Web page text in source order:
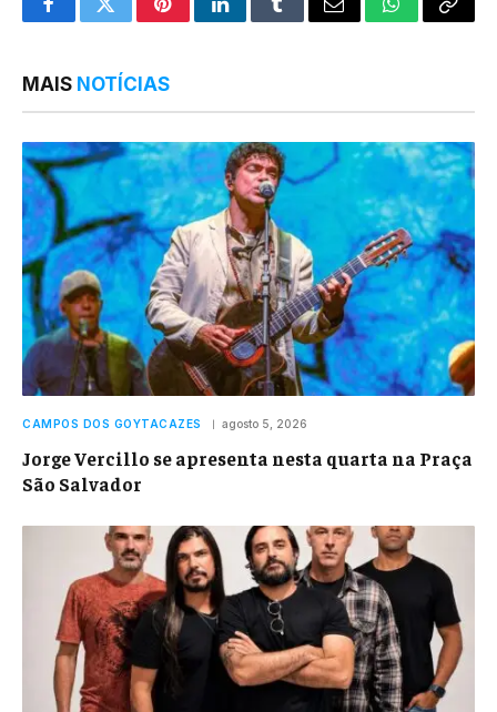
FacebookTwitterPinterestLinkedInTumblrEmail WhatsApp
Copy
MAIS NOTÍCIAS
CAMPOS DOS GOYTACAZES agosto 5, 2026
Jorge Vercillo se apresenta nesta quarta na Praça
São Salvador